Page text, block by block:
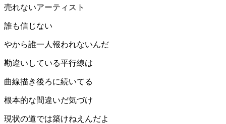
売れないアーティスト
誰も信じない
やから誰一人報われないんだ
勘違いしている平行線は
曲線描き後ろに続いてる
根本的な間違いだ気づけ
現状の道では築けねえんだよ